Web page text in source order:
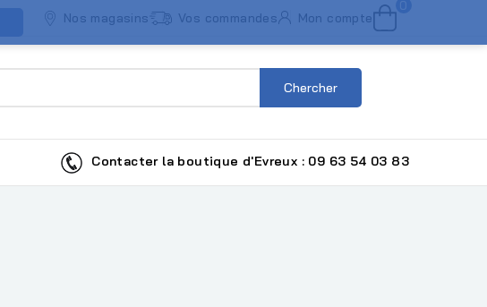
Nos magasins Vos commandes Mon compte
0
Chercher
Contacter la boutique d'Evreux : 09 63 54 03 83